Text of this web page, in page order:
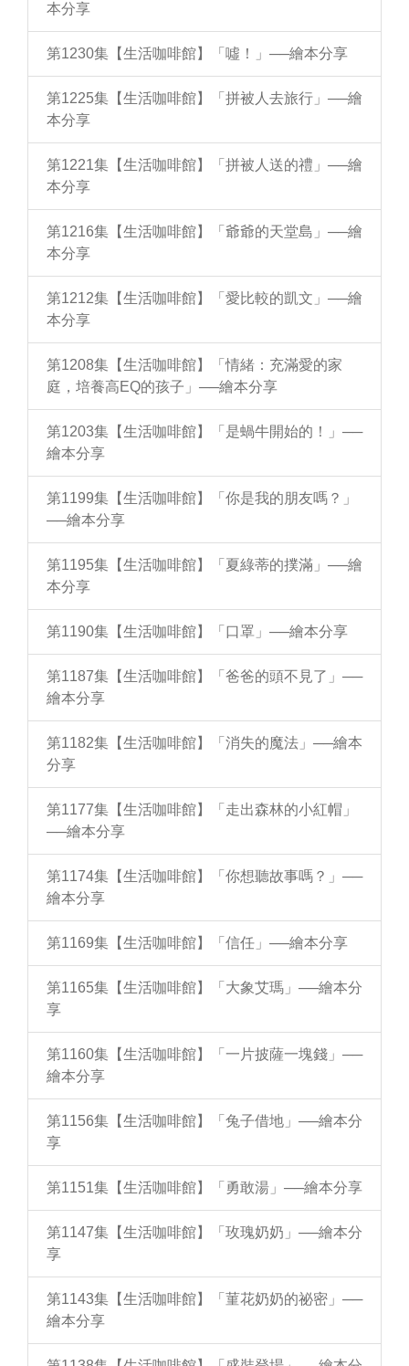
本分享
第1230集【生活咖啡館】「噓！」──繪本分享
第1225集【生活咖啡館】「拼被人去旅行」──繪
本分享
第1221集【生活咖啡館】「拼被人送的禮」──繪
本分享
第1216集【生活咖啡館】「爺爺的天堂島」──繪
本分享
第1212集【生活咖啡館】「愛比較的凱文」──繪
本分享
第1208集【生活咖啡館】「情緒：充滿愛的家
庭，培養高EQ的孩子」──繪本分享
第1203集【生活咖啡館】「是蝸牛開始的！」──
繪本分享
第1199集【生活咖啡館】「你是我的朋友嗎？」
──繪本分享
第1195集【生活咖啡館】「夏綠蒂的撲滿」──繪
本分享
第1190集【生活咖啡館】「口罩」──繪本分享
第1187集【生活咖啡館】「爸爸的頭不見了」──
繪本分享
第1182集【生活咖啡館】「消失的魔法」──繪本
分享
第1177集【生活咖啡館】「走出森林的小紅帽」
──繪本分享
第1174集【生活咖啡館】「你想聽故事嗎？」──
繪本分享
第1169集【生活咖啡館】「信任」──繪本分享
第1165集【生活咖啡館】「大象艾瑪」──繪本分
享
第1160集【生活咖啡館】「一片披薩一塊錢」──
繪本分享
第1156集【生活咖啡館】「兔子借地」──繪本分
享
第1151集【生活咖啡館】「勇敢湯」──繪本分享
第1147集【生活咖啡館】「玫瑰奶奶」──繪本分
享
第1143集【生活咖啡館】「菫花奶奶的祕密」──
繪本分享